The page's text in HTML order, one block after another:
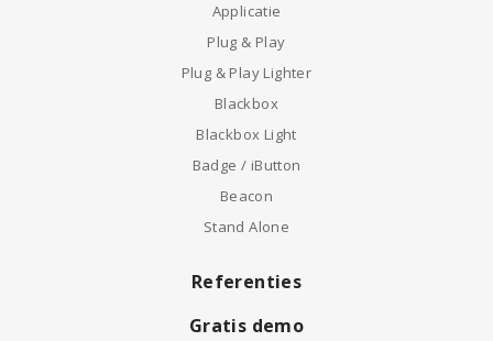
Applicatie
Plug & Play
Plug & Play Lighter
Blackbox
Blackbox Light
Badge / iButton
Beacon
Stand Alone
Referenties
Gratis demo